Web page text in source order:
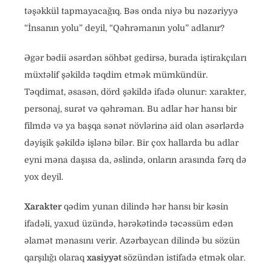
təşəkkül tapmayacağıq. Bəs onda niyə bu nəzəriyyə
“İnsanın yolu” deyil, “Qəhrəmanın yolu” adlanır?
Əgər bədii əsərdən söhbət gedirsə, burada iştirakçıları
müxtəlif şəkildə təqdim etmək mümkündür.
Təqdimat, əsasən, dörd şəkildə ifadə olunur: xarakter,
personaj, surət və qəhrəman. Bu adlar hər hansı bir
filmdə və ya başqa sənət növlərinə aid olan əsərlərdə
dəyişik şəkildə işlənə bilər. Bir çox hallarda bu adlar
eyni məna daşısa da, əslində, onların arasında fərq də
yox deyil.
Xarakterqədim yunan dilində hər hansı bir kəsin
ifadəli, yaxud üzündə, hərəkətində təcəssüm edən
əlamət mənasını verir. Azərbaycan dilində bu sözün
qarşılığı olaraq xasiyyətsözündən istifadə etmək olar.